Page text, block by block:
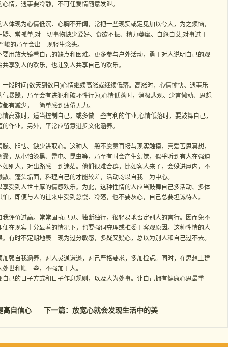
情，遇事要冷静，不可任爱情随意发泄。
现为心情低沉、心胸不开阔，常把一些现实或定见加以夸大，为之烦恼，
、常孤单;对一切事物缺少爱好、食欲不振、精力萎靡、自怨自艾;对事过于
峻的乃至会出 现轻生念头。
放大镜看自己的缺点和困难。更多参与户外活动，勇于对人说明自己的观
享别人的欢乐，也让别人共享自己的欢乐。
时间(数天到数月)心情继续高涨或继续低落。高涨时，心情愉快、遇事乐
暴躁，乃至会有进犯和破坏性行为;心情低落时，消极悲观、少言懒动、思想
都有减少， 简单感到疲倦无力。
涨时，适当控制自己，或多做一些有利的作业;心情低落时，要鼓舞自己，
作业。另外，平常应留意进步文化涵养。
胆怯、缺少进取心。这种人一般不愿意直接与现实触摸，喜爱苦思冥想，
，从小怕漆黑、雷电、昆虫等，乃至有时会产生幻觉，似乎听到有人在强迫
别人，对出路感 到迷茫。他们很难合群，比如客人来了，会躲进屋内，不
、蓬头垢面，料理自己的才能较差，活动均以自我 为中心。
到人世丰厚的情感欢乐。为此，这种性情的人应当鼓舞自己多活动、多体
，即便与人的往来中受到怠慢、冷落，也不要灰心，自己总要坦诚待人。
价过高。常常固执己见、独断独行，很轻易地否定别人的言行。因而免不
在现实十分显着的情况下，也要强词夺理或推委于客观原因。这种性情的人
有时不定期地表 现为过分敏感，多疑又疑心，总以为别人和自己过不去。
自我涵养，对人灵通谦逊，对己严格要求，多加检点。同时，在思想上建
世和顺一些，不强加于人。
的日子方式和日子作息规则，以及人为处事。让自己拥有健康心思最重
高自信心下一篇： 放宽心就会发现生活中的美